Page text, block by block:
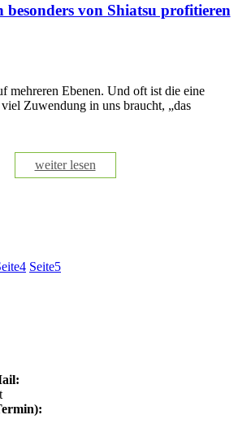
von Shiatsu profitieren
mehreren Ebenen. Und oft ist die eine
Zuwendung in uns braucht, „das
weiter lesen
4 Seite5